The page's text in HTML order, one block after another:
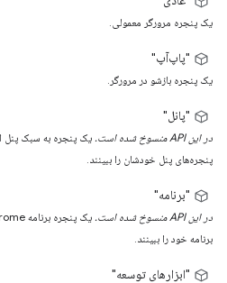
یک پنجره مرورگر معمولی.
"پاپ‌آپ"
یک پنجره بازشو در مرورگر.
"پانل"
در این API منسوخ شده است.
یک پنجره به سبک پنل
پنجره‌های پنل خودشان را ببینند.
"برنامه"
در این API منسوخ شده است.
برنامه خود را ببینند.
"ابزارهای توسعه"